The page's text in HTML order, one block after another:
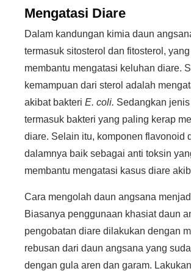
Mengatasi Diare
Dalam kandungan kimia daun
termasuk sitosterol dan fitosterol,
membantu mengatasi keluhan diare.
kemampuan dari sterol adalah
akibat bakteri E. coli. Sedangkan
termasuk bakteri yang paling kerap
diare. Selain itu, komponen flavonoid
dalamnya baik sebagai anti toksin
membantu mengatasi kasus diare
Cara mengolah daun angsana
Biasanya penggunaan khasiat daun
pengobatan diare dilakukan dengan
rebusan dari daun angsana yang
dengan gula aren dan garam.